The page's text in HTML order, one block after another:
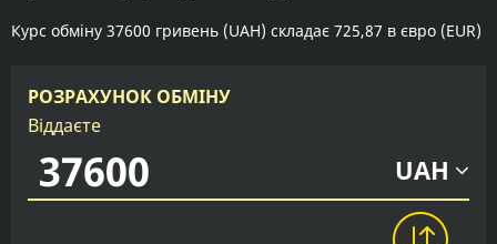
Курс обміну 37600 гривень (UAH) складає 725,87 в євро (EUR)
РОЗРАХУНОК ОБМІНУ
Віддаєте
UAH